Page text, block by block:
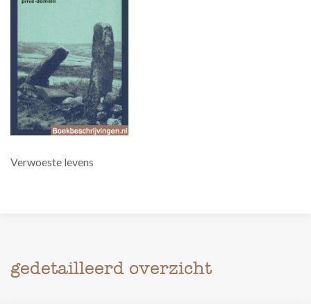
Verwoeste levens
gedetailleerd overzicht